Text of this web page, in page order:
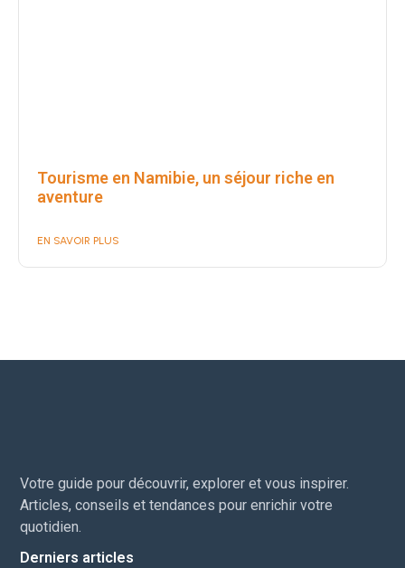
Tourisme en Namibie, un séjour riche en
aventure
EN SAVOIR PLUS
Votre guide pour découvrir, explorer et vous inspirer.
Articles, conseils et tendances pour enrichir votre
quotidien.
Derniers articles